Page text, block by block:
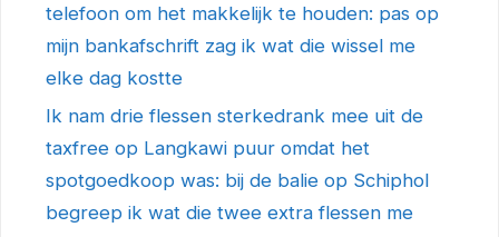
telefoon om het makkelijk te houden: pas op
mijn bankafschrift zag ik wat die wissel me
elke dag kostte
Ik nam drie flessen sterkedrank mee uit de
taxfree op Langkawi puur omdat het
spotgoedkoop was: bij de balie op Schiphol
begreep ik wat die twee extra flessen me